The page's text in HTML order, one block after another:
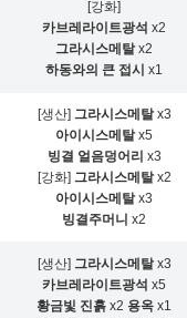
[강화]
카브레라이트광석 x2
그라시스메탈x2
하동와의 큰 접시 x1
[생산] 그라시스메탈x3
아이시스메탈x5
빙결 얼음덩어리 x3
[강화] 그라시스메탈x2
아이시스메탈x3
빙결주머니 x2
[생산] 그라시스메탈x3
카브레라이트광석 x5
황금빛 진흙 x2 용옥 x1